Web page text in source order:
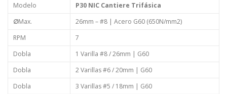
Modelo
P30 NIC Cantiere Trifásica
∅Max.
26mm – #8 | Acero G60 (650N/mm2)
RPM
7
Dobla
1 Varilla #8 / 26mm | G60
Dobla
2 Varillas #6 / 20mm | G60
Dobla
3 Varillas #5 / 18mm | G60